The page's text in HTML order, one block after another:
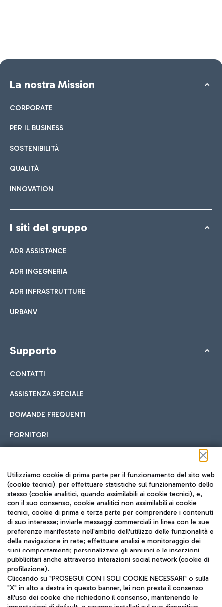
La nostra Mission
CORPORATE
PER IL BUSINESS
SOSTENIBILITÀ
QUALITÀ
INNOVATION
I siti del gruppo
ADR ASSISTANCE
ADR INGEGNERIA
ADR INFRASTRUTTURE
URBANV
Supporto
CONTATTI
ASSISTENZA SPECIALE
DOMANDE FREQUENTI
FORNITORI
Seguici sui social
TRAVEL JOURNAL
ITA
Utilizziamo cookie di prima parte per il funzionamento del sito web
(cookie tecnici), per effettuare statistiche sul funzionamento dello
stesso (cookie analitici, quando assimilabili ai cookie tecnici), e,
con il suo consenso, cookie analitici non assimilabili ai cookie
tecnici, cookie di prima e terza parte per comprendere i contenuti
di suo interesse; inviarle messaggi commerciali in linea con le sue
preferenze manifestate nell'ambito dell'utilizzo delle funzionalità e
della navigazione in rete; effettuare analisi e monitoraggio dei
suoi comportamenti; personalizzare gli annunci e le inserzioni
pubblicitari anche attraverso interazioni social network (cookie di
profilazione).
Cliccando su "PROSEGUI CON I SOLI COOKIE NECESSARI" o sulla
"X" in alto a destra in questo banner, lei non presta il consenso
all'uso dei cookie che richiedono il consenso, mantenendo le